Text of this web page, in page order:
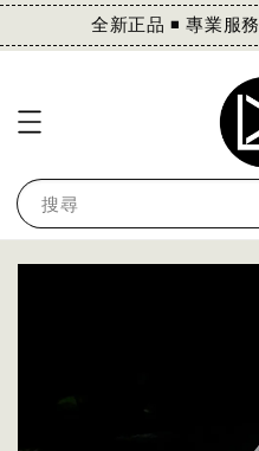
全新正品 ◾️ 專業服務
搜尋